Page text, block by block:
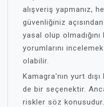
alışveriş yapmanız,
güvenliğiniz
yasal olup
yorumlarını
olabilir.
Kamagra'nın yurt
de bir seçenektir.
riskler söz